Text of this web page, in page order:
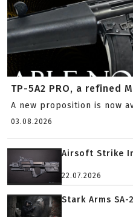
TP-5A2 PRO, a refined
A new proposition is now
03.08.2026
Airsoft Strike
22.07.2026
Stark Arms